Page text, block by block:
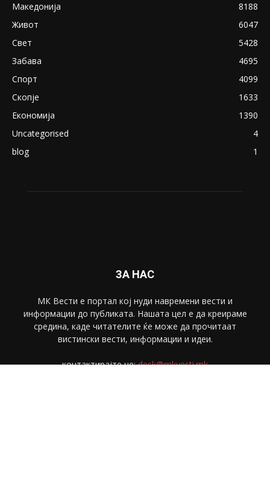
Македонија
8188
Живот
6047
Свет
5428
Забава
4695
Спорт
4099
Скопје
1633
Економија
1390
Uncategorised
4
blog
1
ЗА НАС
МК Вести е портал коj нуди навремени вести и
информации до публиката. Нашата цел е да креираме
средина, каде читателите ќе може да прочитаат
вистински вести, информации и идеи.
контактирајте не:desk@mkvesti.mk